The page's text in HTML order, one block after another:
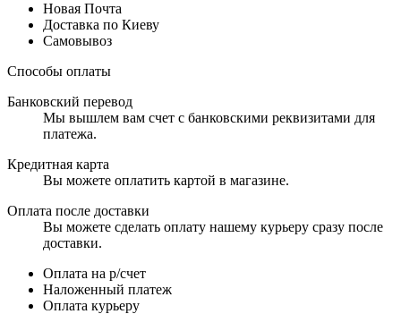
Новая Почта
Доставка по Киеву
Самовывоз
Способы оплаты
Банковский перевод
Мы вышлем вам счет с банковскими реквизитами для
платежа.
Кредитная карта
Вы можете оплатить картой в магазине.
Оплата после доставки
Вы можете сделать оплату нашему курьеру сразу после
доставки.
Оплата на р/счет
Наложенный платеж
Оплата курьеру